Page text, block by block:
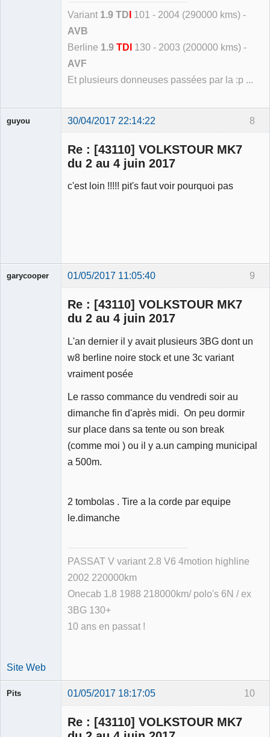
Variant 1.9 TD 101 - 2004 (290000 kms) -
AVB
Berline 1.9 TDI 130 - 2003 (200000 kms) -
AVF
Et plusieurs donneuses passées par la :p ...
8
guyou 30/04/2017 22:14:22
Re : [43110] VOLKSTOUR MK7
du 2 au 4 juin 2017
c'est loin !!!!! pit's faut voir pourquoi pas
9
garycooper 01/05/2017 11:05:40
Re : [43110] VOLKSTOUR MK7
du 2 au 4 juin 2017
L'an dernier il y avait plusieurs 3BG dont un
w8 berline noire stock et une 3c variant
vraiment posée
Le rasso commance du vendredi soir au
dimanche fin d'après midi. On peu dormir
sur place dans sa tente ou son break
(comme moi ) ou il y a.un camping municipal
a 500m.
2 tombolas . Tire a la corde par equipe
le.dimanche
PASSAT V variant 2.8 V6 4motion highline
2002 220000km
Onecab 1.8 1988 218000km/ polo's 6N / ex
3BG 130+
10 ans en passat !
Site Web
10
Pits 01/05/2017 18:17:05
Re : [43110] VOLKSTOUR MK7